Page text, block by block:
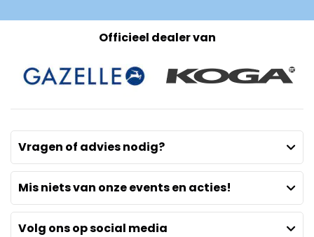
Officieel dealer van
Vragen of advies nodig?
Mis niets van onze events en acties!
Volg ons op social media